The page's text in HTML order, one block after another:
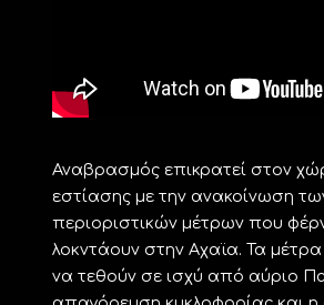
Αναβρασμός επικρατεί στον
εστίασης με την ανακοίνωση
περιοριστικών μέτρων που
λοκντάουν στην Αχαϊα. Τα μέτρα
να τεθούν σε ισχύ από αύριο